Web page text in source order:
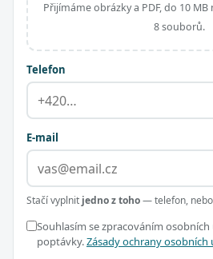
Přijímáme obrázky a PDF, do 10
8 souborů.
Telefon
E-mail
Stačí vyplnit jedno z toho— telefon,
Souhlasím se zpracováním
poptávky.Zásady ochrany osobních